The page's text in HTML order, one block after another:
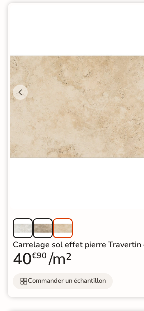
Carrelage sol effet pierre Travertin
40€90 /m²
Commander un échantillon